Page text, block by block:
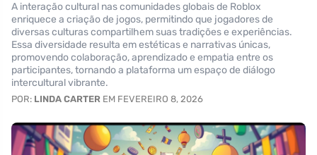
A interação cultural nas comunidades globais de Roblox
enriquece a criação de jogos, permitindo que jogadores de
diversas culturas compartilhem suas tradições e experiências.
Essa diversidade resulta em estéticas e narrativas únicas,
promovendo colaboração, aprendizado e empatia entre os
participantes, tornando a plataforma um espaço de diálogo
intercultural vibrante.
POR: LINDA CARTER EM FEVEREIRO 8, 2026